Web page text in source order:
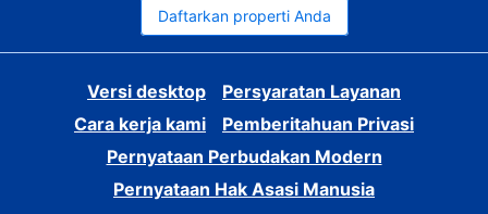
Daftarkan properti Anda
Versi desktop
Persyaratan Layanan
Cara kerja kami
Pemberitahuan Privasi
Pernyataan Perbudakan Modern
Pernyataan Hak Asasi Manusia